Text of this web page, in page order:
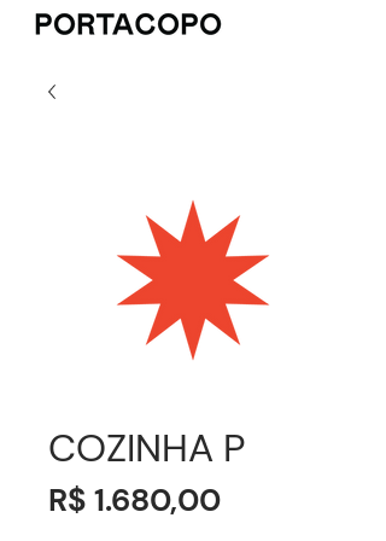
COZINHA P
R$ 1.680,00Preço